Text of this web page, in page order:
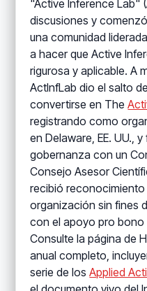
"Active Inference Lab"
discusiones y
una comunidad
a hacer que Active
rigurosa y aplicable. A
ActInfLab dio el salto
convertirse en The
registrando como
en Delaware, EE. UU.,
gobernanza con un
Consejo Asesor
recibió
organización sin fines
con el apoyo pro bono
Consulte la página de
anual completo,
serie de losApplied